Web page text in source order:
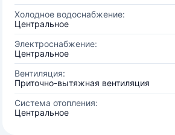
Холодное водоснабжение:
Центральное
Электроснабжение:
Центральное
Вентиляция:
Приточно-вытяжная вентиляция
Система отопления:
Центральное